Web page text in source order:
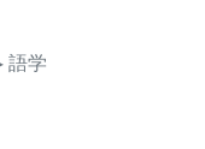
語学